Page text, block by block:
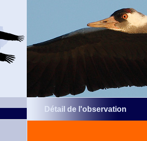
Détail de l'observation